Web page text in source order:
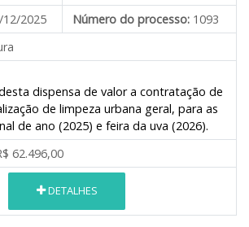
12/2025 Número do processo: 1093
dispensa de valor a contratação de
de limpeza urbana geral, para as
de ano (2025) e feira da uva (2026).
62.496,00
DETALHES